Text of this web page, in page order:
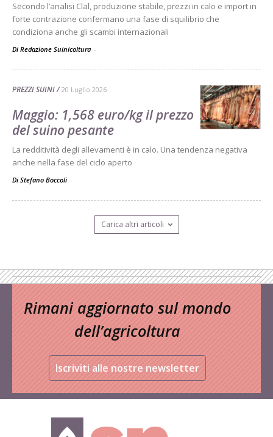
Secondo l’analisi Clal, produzione stabile, prezzi in calo e import in
forte contrazione confermano una fase di squilibrio che
condiziona anche gli scambi internazionali
Di Redazione Suinicoltura -
PREZZI SUINI 20 Luglio 2026
Maggio: 1,568 euro/kg il prezzo
del suino pesante
La redditività degli allevamenti è in calo. Una tendenza negativa
anche nella fase del ciclo aperto
Di Stefano Boccoli -
Carica altri articoli
Rimani aggiornato sul mondo
dell’agricoltura
Iscriviti alle nostre newsletter